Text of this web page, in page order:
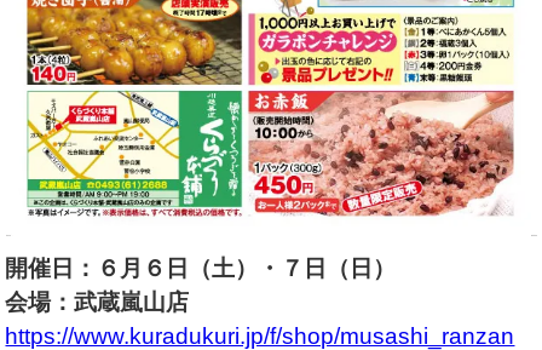
開催日：６月６日（土）・７日（日）
会場：武蔵嵐山店
https://www.kuradukuri.jp/f/shop/musashi_ranzan